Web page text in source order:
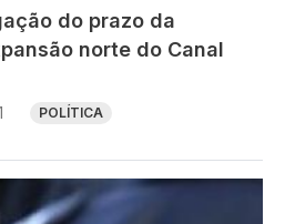
do prazo da
norte do Canal
POLÍTICA